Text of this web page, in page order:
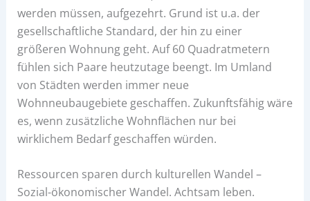
werden müssen, aufgezehrt. Grund ist u.a. der
gesellschaftliche Standard, der hin zu einer
größeren Wohnung geht. Auf 60 Quadratmetern
fühlen sich Paare heutzutage beengt. Im Umland
von Städten werden immer neue
Wohnneubaugebiete geschaffen. Zukunftsfähig wäre
es, wenn zusätzliche Wohnflächen nur bei
wirklichem Bedarf geschaffen würden.
Ressourcen sparen durch kulturellen Wandel –
Sozial-ökonomischer Wandel. Achtsam leben.